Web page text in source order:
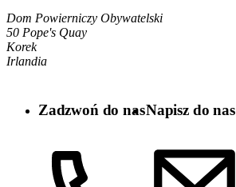
Dom Powierniczy Obywatelski
50 Pope's Quay
Korek
Irlandia
Zadzwoń do nasNapisz do nas